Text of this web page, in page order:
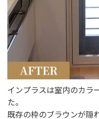
インプラスは室内のカラ
た。
既存の枠のブラウンが隠